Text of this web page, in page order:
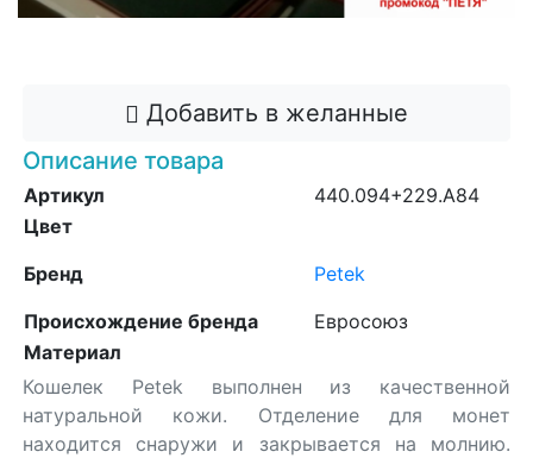
Добавить в желанные
Описание товара
Артикул
440.094+229.A84
Цвет
Бренд
Petek
Происхождение бренда
Евросоюз
Материал
Кошелек Petek выполнен из качественной
натуральной кожи. Отделение для монет
находится снаружи и закрывается на молнию.